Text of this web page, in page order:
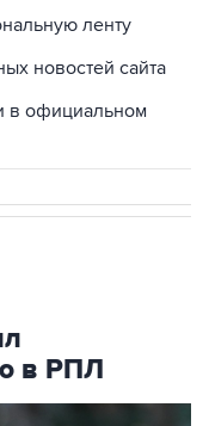
ленту
новостей сайта
в официальном
в РПЛ